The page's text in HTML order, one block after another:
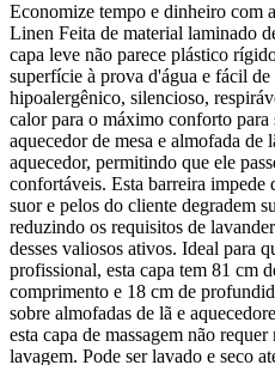
Economize tempo e dinheiro com
Linen Feita de material laminado
capa leve não parece plástico
superfície à prova d'água e fácil
hipoalergênico, silencioso,
calor para o máximo conforto para
aquecedor de mesa e almofada de
aquecedor, permitindo que ele
confortáveis. Esta barreira impede
suor e pelos do cliente degradem
reduzindo os requisitos de
desses valiosos ativos. Ideal para
profissional, esta capa tem 81 cm
comprimento e 18 cm de
sobre almofadas de lã e
esta capa de massagem não
lavagem. Pode ser lavado e seco